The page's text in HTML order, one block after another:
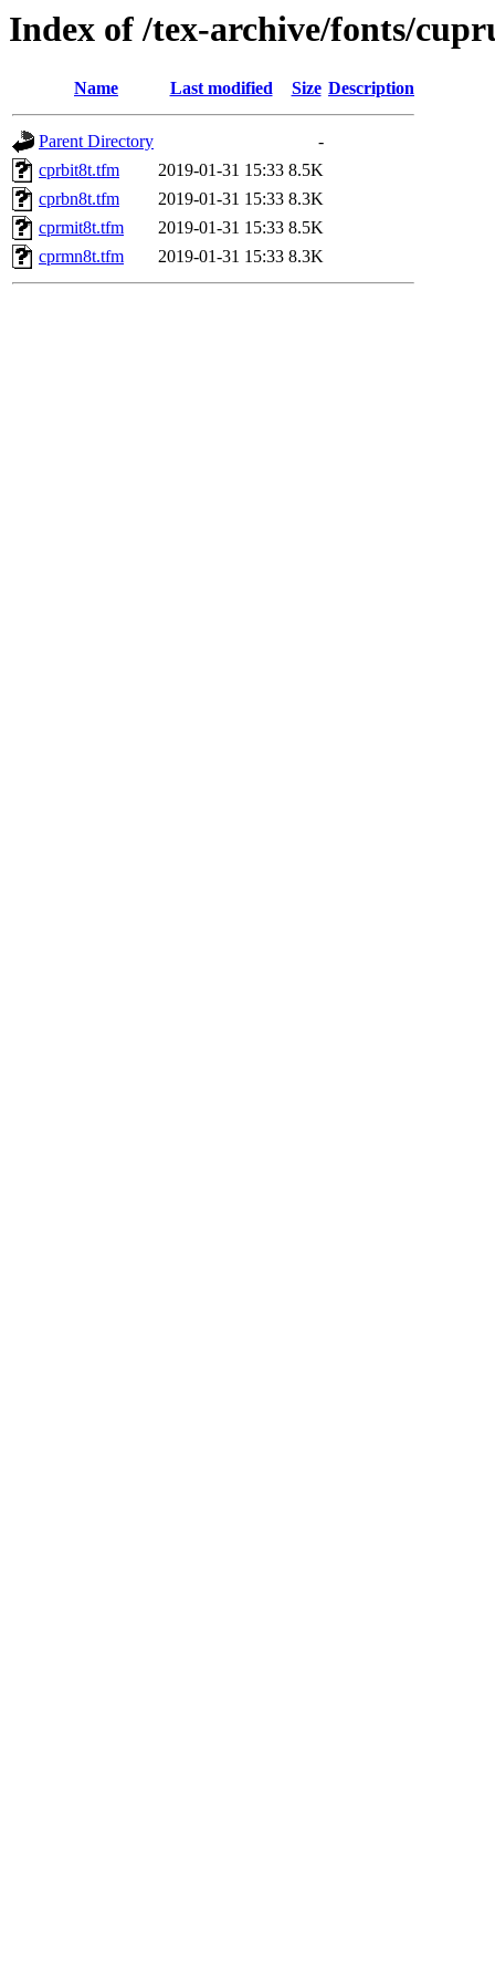
Index of /tex-archive/fonts/
Name Last modified Size Description
Parent Directory
-
cprbit8t.tfm
2019-01-31 15:33 8.5K
cprbn8t.tfm
2019-01-31 15:33 8.3K
cprmit8t.tfm
2019-01-31 15:33 8.5K
cprmn8t.tfm
2019-01-31 15:33 8.3K